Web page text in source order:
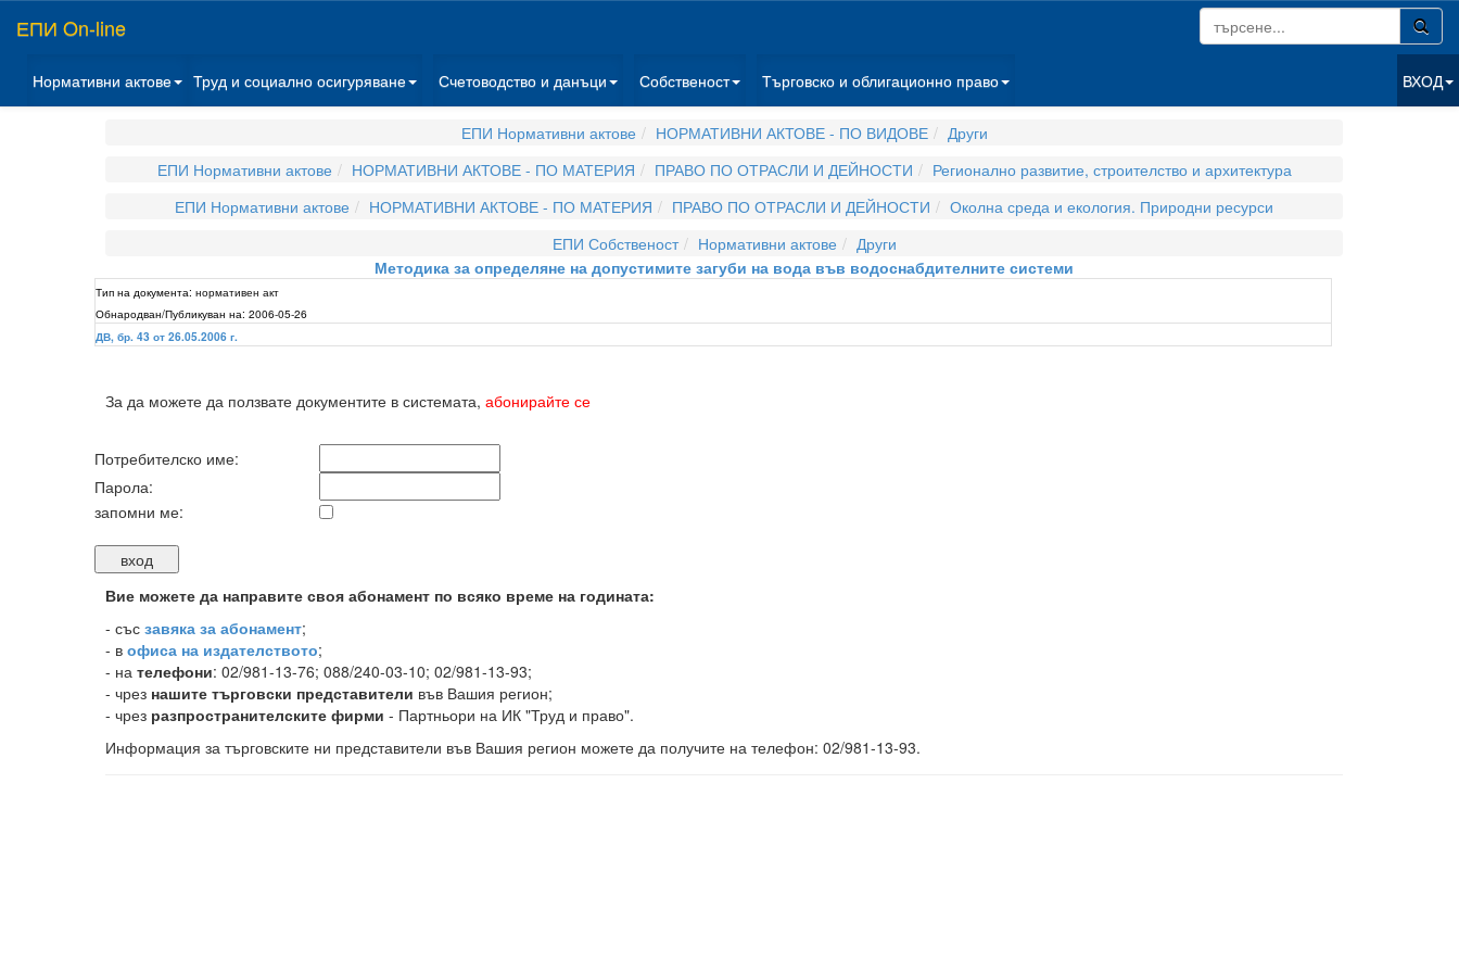
ЕПИ On-line
Нормативни актове Труд и социално осигуряване Счетоводство и данъци Собственост Търговско и облигационно право ВХОД
ЕПИ Нормативни актове НОРМАТИВНИ АКТОВЕ - ПО ВИДОВЕ
Други
ЕПИ Нормативни актове
НОРМАТИВНИ АКТОВЕ - ПО МАТЕРИЯ ПРАВО ПО ОТРАСЛИ И ДЕЙНОСТИ
Регионално развитие, строителство и архитектура
ЕПИ Нормативни актове
НОРМАТИВНИ АКТОВЕ - ПО МАТЕРИЯ ПРАВО ПО ОТРАСЛИ И ДЕЙНОСТИ
Околна среда и екология. Природни ресурси
ЕПИ Собственост
Нормативни актове
Други
Методика за определяне на допустимите загуби на вода във водоснабдителните системи
Тип на документа: нормативен акт
Обнародван/Публикуван на: 2006-05-26
ДВ, бр. 43 от 26.05.2006 г.
За да можете да ползвате документите в системата, абонирайте се
Потребителско име:
Парола:
запомни ме:
Вие можете да направите своя абонамент по всяко време на годината:
- със завяка за абонамент;
- в офиса на издателството;
- на телефони: 02/981-13-76; 088/240-03-10; 02/981-13-93;
- чрез нашите търговски представители във Вашия регион;
- чрез разпространителските фирми - Партньори на ИК "Труд и право".
Информация за търговските ни представители във Вашия регион можете да получите на телефон: 02/981-13-93.